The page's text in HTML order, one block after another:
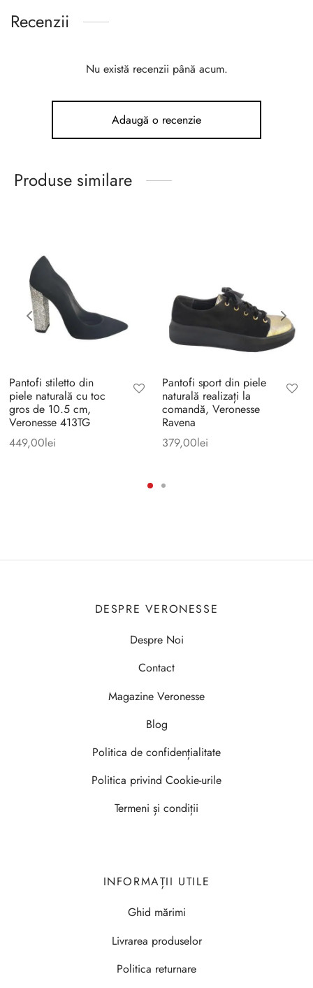
Recenzii
Nu există recenzii până acum.
Adaugă o recenzie
Produse similare
Pantofi stiletto din
piele naturală cu toc
gros de 10.5 cm,
Veronesse 413TG
449,00lei
Pantofi sport din piele
naturală realizați la
comandă, Veronesse
Ravena
379,00lei
DESPRE VERONESSE
Despre Noi
Contact
Magazine Veronesse
Blog
Politica de confidențialitate
Politica privind Cookie-urile
Termeni și condiții
INFORMAȚII UTILE
Ghid mărimi
Livrarea produselor
Politica returnare